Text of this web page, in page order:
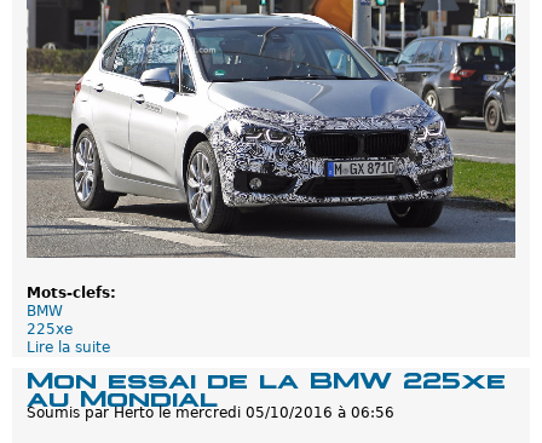
c
h
e
r
c
h
e
Mots-clefs:
BMW
225xe
Lire la suite
B
M
W
Mon essai de la BMW 225xe
au Mondial
Soumis par Herto le mercredi 05/10/2016 à 06:56